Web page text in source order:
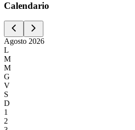
Calendario
Agosto 2026
L
M
M
G
V
S
D
1
2